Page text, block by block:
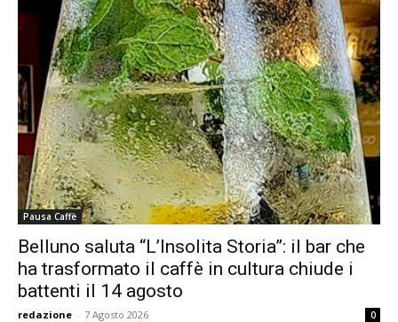
Pausa Caffè
Belluno saluta “L’Insolita Storia”: il bar che
ha trasformato il caffè in cultura chiude i
battenti il 14 agosto
redazione - 7 Agosto 2026 0